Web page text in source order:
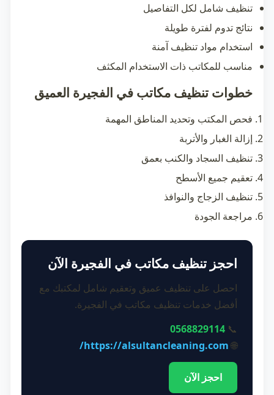
تنظيف شامل لكل التفاصيل
نتائج تدوم لفترة طويلة
استخدام مواد تنظيف آمنة
مناسب للمكاتب ذات الاستخدام المكثف
خطوات تنظيف مكاتب في الفجيرة العميق
فحص المكتب وتحديد المناطق المهمة
إزالة الغبار والأتربة
تنظيف السجاد والكنب بعمق
تعقيم جميع الأسطح
تنظيف الزجاج والنوافذ
مراجعة الجودة
احجز تنظيف مكاتب في الفجيرة الآن
احصل على تنظيف عميق وتعقيم شامل لمكتبك مع
أفضل خدمات تنظيف مكاتب في الفجيرة.
📞
0568829114
🌐
https://alsultancleaning.com/
احجز الآن